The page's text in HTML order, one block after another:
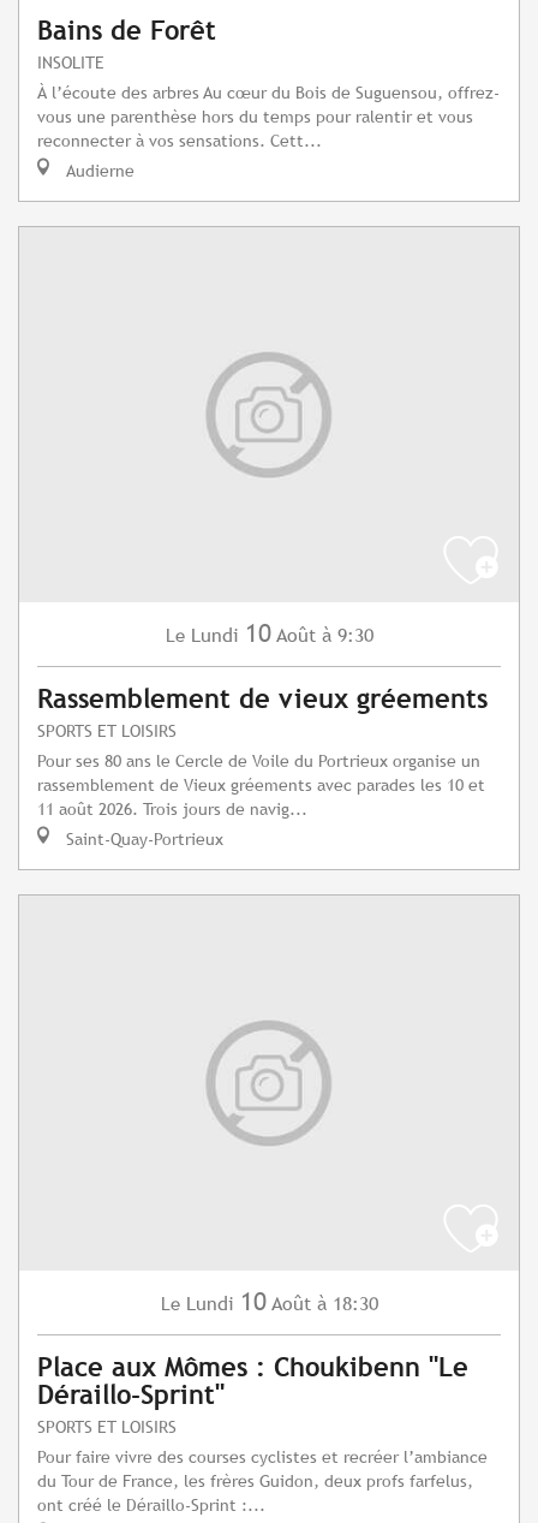
Bains de Forêt
INSOLITE
À l’écoute des arbres Au cœur du Bois de Suguensou, offrez-
vous une parenthèse hors du temps pour ralentir et vous
reconnecter à vos sensations. Cett...
Audierne
Le Lundi 10 Août à 9:30
Rassemblement de vieux gréements
SPORTS ET LOISIRS
Pour ses 80 ans le Cercle de Voile du Portrieux organise un
rassemblement de Vieux gréements avec parades les 10 et
11 août 2026. Trois jours de navig...
Saint-Quay-Portrieux
Le Lundi 10 Août à 18:30
Place aux Mômes : Choukibenn "Le
Déraillo-Sprint"
SPORTS ET LOISIRS
Pour faire vivre des courses cyclistes et recréer l’ambiance
du Tour de France, les frères Guidon, deux profs farfelus,
ont créé le Déraillo-Sprint :...